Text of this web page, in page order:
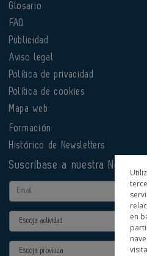
Glosario
FAQ
Publicidad
Aviso legal
Política de privacidad
Política de cookies
Mapa web
Formación
Histórico de Newsletters
Suscríbase a nuestra
Email
Actividad
Provincia
en